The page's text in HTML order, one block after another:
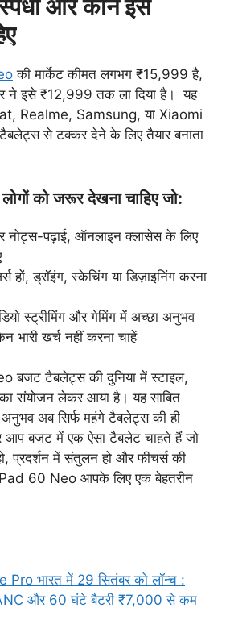
और कौन इसे
की मार्केट कीमत लगभग ₹15,999 है,
इसे ₹12,999 तक ला दिया है। यह
Realme, Samsung, या Xiaomi
से टक्कर देने के लिए तैयार बनाता
को जरूर देखना चाहिए जो:
नोट्स-पढ़ाई, ऑनलाइन क्लासेस के लिए
हों, ड्रॉइंग, स्केचिंग या डिज़ाइनिंग करना
स्ट्रीमिंग और गेमिंग में अच्छा अनुभव
भारी खर्च नहीं करना चाहें
बजट टैबलेट्स की दुनिया में स्टाइल,
का संयोजन लेकर आया है। यह साबित
अनुभव अब सिर्फ महंगे टैबलेट्स की ही
आप बजट में एक ऐसा टैबलेट चाहते हैं जो
प्रदर्शन में संतुलन हो और फीचर्स की
60 Neo आपके लिए एक बेहतरीन
भारत में 29 सितंबर को लॉन्च :
ANC और 60 घंटे बैटरी ₹7,000 से कम